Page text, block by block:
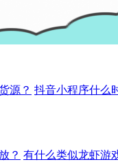
源？ 抖音小程序什么
？ 有什么类似龙虾游